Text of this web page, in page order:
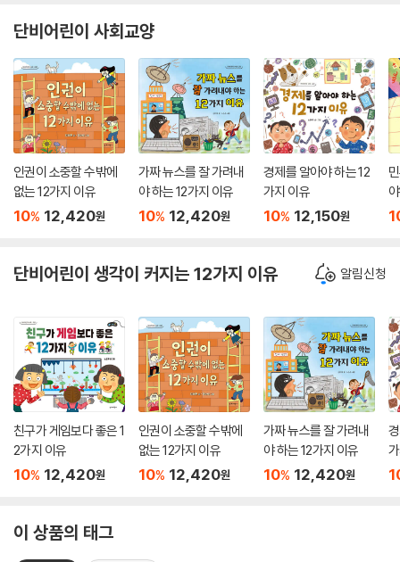
단비어린이 사회교양
인권이 소중할 수밖에
없는 12가지 이유
10% 12,420원
가짜 뉴스를 잘 가려내
야 하는 12가지 이유
10% 12,420원
경제를 알아야 하는 12
가지 이유
10% 12,150원
단비어린이 생각이 커지는 12가지 이유 알림신청
친구가 게임보다 좋은 1
2가지 이유
10% 12,420원
인권이 소중할 수밖에
없는 12가지 이유
10% 12,420원
가짜 뉴스를 잘 가려내
야 하는 12가지 이유
10% 12,420원
이 상품의 태그